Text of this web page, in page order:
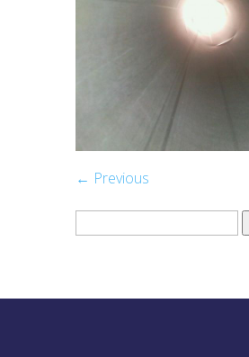
← Previous
Zoeken